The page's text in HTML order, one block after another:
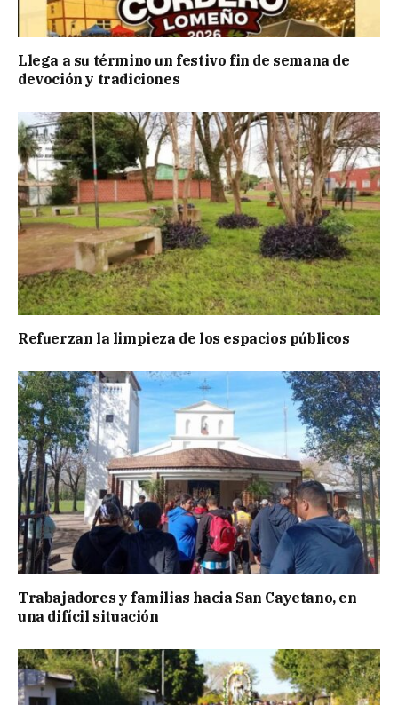
Llega a su término un festivo fin de semana de
devoción y tradiciones
Refuerzan la limpieza de los espacios públicos
Trabajadores y familias hacia San Cayetano, en
una difícil situación